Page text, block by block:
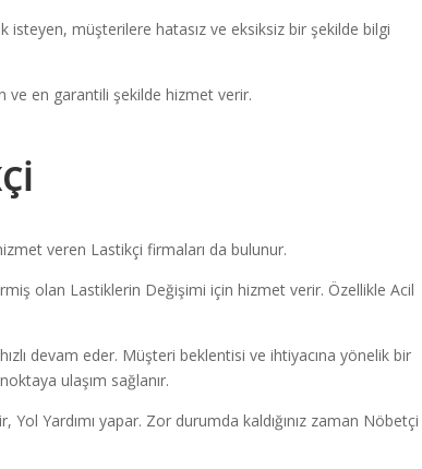
isteyen, müşterilere hatasız ve eksiksiz bir şekilde bilgi
ve en garantili şekilde hizmet verir.
veren Lastikçi firmaları da bulunur.
olan Lastiklerin Değişimi için hizmet verir. Özellikle Acil
devam eder. Müşteri beklentisi ve ihtiyacına yönelik bir
ulaşım sağlanır.
Yol Yardımı yapar. Zor durumda kaldığınız zaman